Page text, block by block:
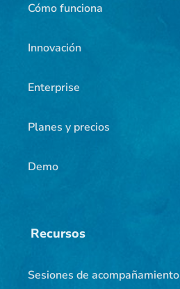
Cómo funciona
Innovación
Enterprise
Planes y precios
Demo
Recursos
Sesiones de acompañamiento